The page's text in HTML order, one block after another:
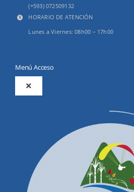
(+593) 072509132
HORARIO DE ATENCIÓN
Lunes a Viernes: 08h00 – 17h00
Menú Acceso
Toggle
Productos y Servicios
Convocatorias Precalificación